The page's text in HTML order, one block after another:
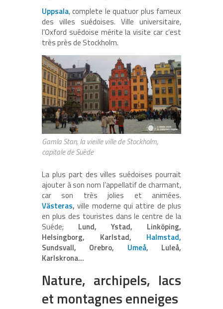
Uppsala, complete le quatuor plus fameux
des villes suédoises. Ville universitaire,
l’Oxford suédoise mérite la visite car c’est
très près de Stockholm.
Gamla Stan, la vieille ville de Stockholm,
capitale de Suède
La plus part des villes suédoises pourrait
ajouter à son nom l’appellatif de charmant,
car son très jolies et animées.
Västeras,ville moderne qui attire de plus
en plus des touristes dans le centre de la
Suéde; Lund, Ystad, Linköping,
Helsingborg, Karlstad, Halmstad,
Sundsvall, Orebro, Umeå, Luleå,
Karlskrona…
Nature, archipels, lacs
et montagnes enneiges